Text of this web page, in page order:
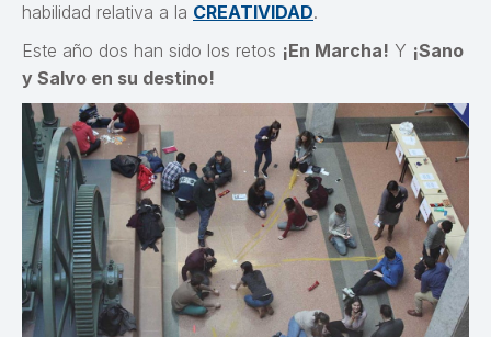
habilidad relativa a la CREATIVIDAD.
Este año dos han sido los retos ¡En Marcha! Y ¡Sano
y Salvo en su destino!